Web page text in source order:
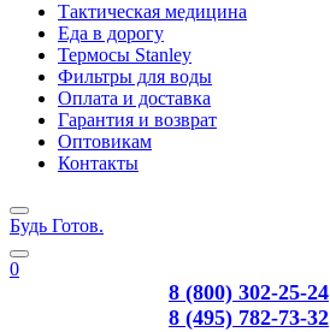
Тактическая медицина
Еда в дорогу
Термосы Stanley
Фильтры для воды
Оплата и доставка
Гарантия и возврат
Оптовикам
Контакты
Будь Готов.
0
8 (800) 302-25-24
8 (495) 782-73-32